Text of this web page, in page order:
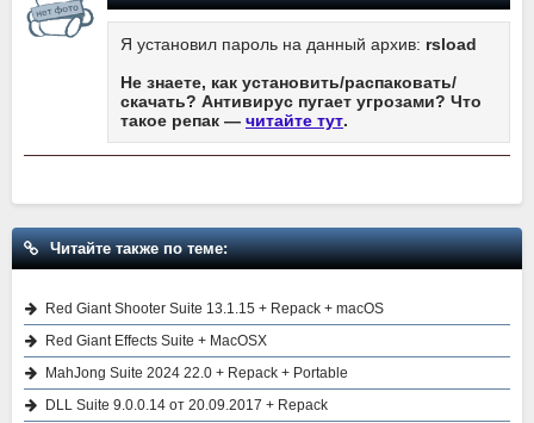
Я установил пароль на данный архив: rsload
Не знаете, как установить/распаковать/
скачать? Антивирус пугает угрозами? Что
такое репак — читайте тут.
Читайте также по теме:
Red Giant Shooter Suite 13.1.15 + Repack + macOS
Red Giant Effects Suite + MacOSX
MahJong Suite 2024 22.0 + Repack + Portable
DLL Suite 9.0.0.14 от 20.09.2017 + Repack